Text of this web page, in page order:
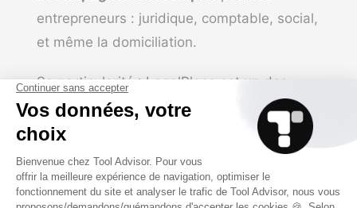
entrepreneurs : juridique, comptable, social,
et même la domiciliation.
Sa particularité : LegalPlace est un des
rares experts-comptables en ligne à
proposer de l’accompagnement par un
, en fonction de votre
secteur d’activité.